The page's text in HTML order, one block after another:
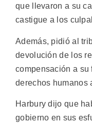
que llevaron a su
castigue a los
Además, pidió al
devolución de los
compensación a su
derechos humanos
Harbury dijo que
gobierno en sus